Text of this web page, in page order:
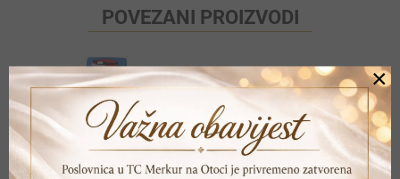
POVEZANI PROIZVODI
×